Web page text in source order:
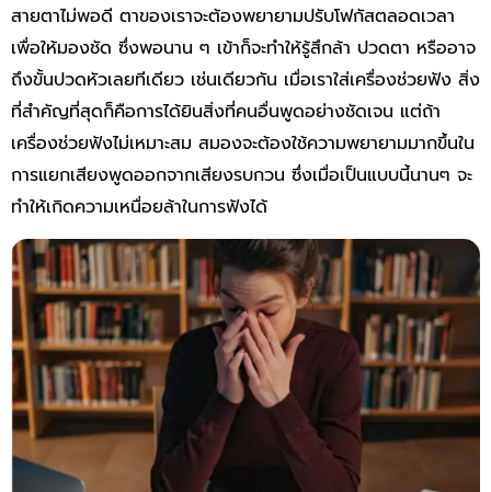
สายตาไม่พอดี ตาของเราจะต้องพยายามปรับโฟกัสตลอดเวลา
เพื่อให้มองชัด ซึ่งพอนาน ๆ เข้าก็จะทำให้รู้สึกล้า ปวดตา หรืออาจ
ถึงขั้นปวดหัวเลยทีเดียว เช่นเดียวกัน เมื่อเราใส่เครื่องช่วยฟัง สิ่ง
ที่สำคัญที่สุดก็คือการได้ยินสิ่งที่คนอื่นพูดอย่างชัดเจน แต่ถ้า
เครื่องช่วยฟังไม่เหมาะสม สมองจะต้องใช้ความพยายามมากขึ้นใน
การแยกเสียงพูดออกจากเสียงรบกวน ซึ่งเมื่อเป็นแบบนี้นานๆ จะ
ทำให้เกิดความเหนื่อยล้าในการฟังได้